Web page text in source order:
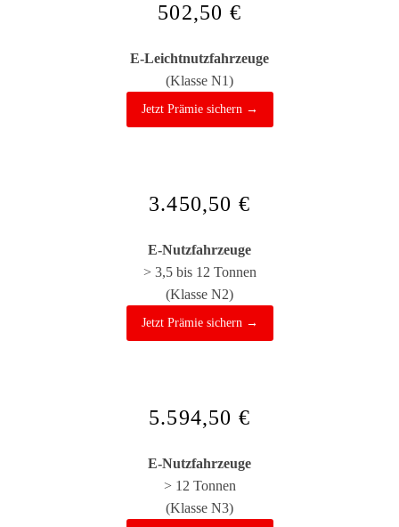
502,50 €
E-Leichtnutzfahrzeuge
(Klasse N1)
Jetzt Prämie sichern →
3.450,50 €
E-Nutzfahrzeuge
> 3,5 bis 12 Tonnen
(Klasse N2)
Jetzt Prämie sichern →
5.594,50 €
E-Nutzfahrzeuge
> 12 Tonnen
(Klasse N3)